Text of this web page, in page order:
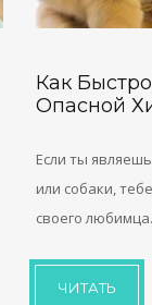
Как
Опасной
Если ты
или собаки,
своего
ЧИТАТЬ